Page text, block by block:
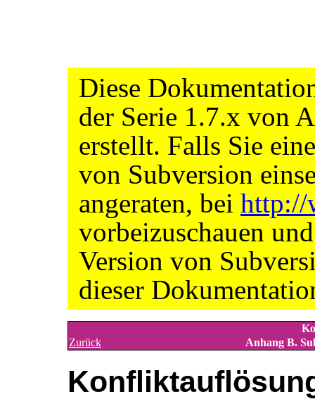
Diese
der Serie 1.7.x von
erstellt. Falls Sie
von Subversion
angeraten, bei http://
vorbeizuschauen
Version von
dieser
Zurück
Anhang B.